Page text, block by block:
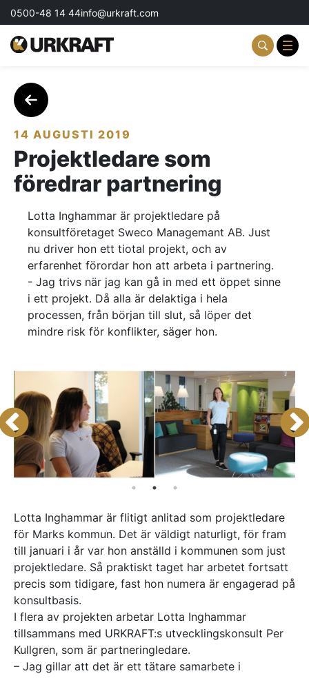
0500-48 14 44info@urkraft.com
Partnering & Samverkan
Event & Aktiviteter
Profil & Kommunikation
Aktuellt
Kontakta oss
Om oss
Referenser
AKTUELLT
—
Inre hamnen etapp 2 – tillsammans bygger
vi framtidens Norrköping
— Erfarenhetsåterföring skapar mervärde i
strategisk partnering
—
Vem leder processerna när projekten blir
allt mer komplexa?
— Partnering i praktiken – Växjös nya simhall
går in i produktion
KONTAKT
541 31 Skövde
0500-48 14 44
info@urkraft.com
14 AUGUSTI 2019
Projektledare som
föredrar partnering
Lotta Inghammar är projektledare på
konsultföretaget Sweco Managemant AB. Just
nu driver hon ett tiotal projekt, och av
erfarenhet förordar hon att arbeta i partnering.
- Jag trivs när jag kan gå in med ett öppet sinne
i ett projekt. Då alla är delaktiga i hela
processen, från början till slut, så löper det
mindre risk för konflikter, säger hon.
Lotta Inghammar är flitigt anlitad som projektledare
för Marks kommun. Det är väldigt naturligt, för fram
till januari i år var hon anställd i kommunen som just
projektledare. Så praktiskt taget har arbetet fortsatt
precis som tidigare, fast hon numera är engagerad på
konsultbasis.
I flera av projekten arbetar Lotta Inghammar
tillsammans med URKRAFT:s utvecklingskonsult Per
Kullgren, som är partneringledare.
– Jag gillar att det är ett tätare samarbete i